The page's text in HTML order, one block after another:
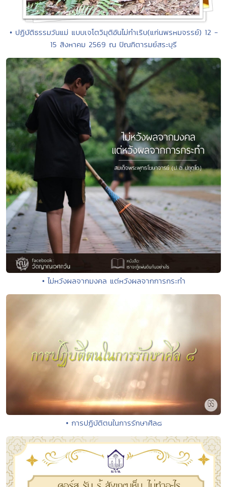
• ปฏิบัติธรรมวันแม่ แบบเจโตวิมุติอันไม่กำเริบ(แก่นพรหมจรรย์) 12 -
15 สิงหาคม 2569 ณ ปัณฑิตารมย์สระบุรี
• ไม่หวังผลจากมงคล แต่หวังผลจากการกระทำ
• การปฏิบัติตนในการรักษาศีล๘